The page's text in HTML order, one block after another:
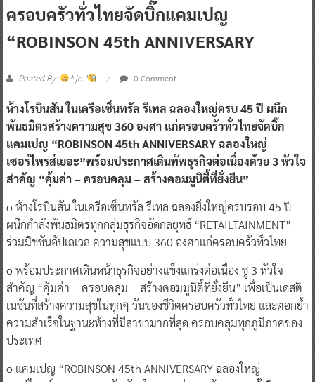
ครอบครัวทั่วไทยจัดบิ๊กแคมเปญ
“ROBINSON 45th ANNIVERSARY
Posted By: ^ jo ^ 0 Comment
ห้างโรบินสัน ในเครือเซ็นทรัล รีเทล ฉลองใหญ่ครบ 45 ปี ผนึก
พันธมิตรสร้างความสุข 360 องศา แก่ครอบครัวทั่วไทยจัดบิ๊ก
แคมเปญ “ROBINSON 45th ANNIVERSARY ฉลองใหญ่
เซอร์ไพรส์เยอะ”พร้อมประกาศเดินทัพธุรกิจต่อเนื่องด้วย 3 หัวใจ
สำคัญ “คุ้มค่า – ครอบคลุม – สร้างคอมมูนิตี้ที่ยั่งยืน”
o ห้างโรบินสัน ในเครือเซ็นทรัล รีเทล ฉลองยิ่งใหญ่ครบรอบ 45 ปี
ผนึกกำลังพันธมิตรทุกกลุ่มธุรกิจอัดกลยุทธ์ “RETAILTAINMENT”
ร่วมมิชชันอัปเลเวล ความสุขแบบ 360 องศาแก่ครอบครัวทั่วไทย
o พร้อมประกาศเดินหน้าธุรกิจอย่างแข็งแกร่งต่อเนื่อง ชู 3 หัวใจ
สำคัญ “คุ้มค่า – ครอบคลุม – สร้างคอมมูนิตี้ที่ยั่งยืน” เพื่อเป็นเดสติ
เนชันที่สร้างความสุขในทุกๆ วันของชีวิตครอบครัวทั่วไทย และตอกย้ำ
ความสำเร็จในฐานะห้างที่มีสาขามากที่สุด ครอบคลุมทุกภูมิภาคของ
ประเทศ
o แคมเปญ “ROBINSON 45th ANNIVERSARY ฉลองใหญ่